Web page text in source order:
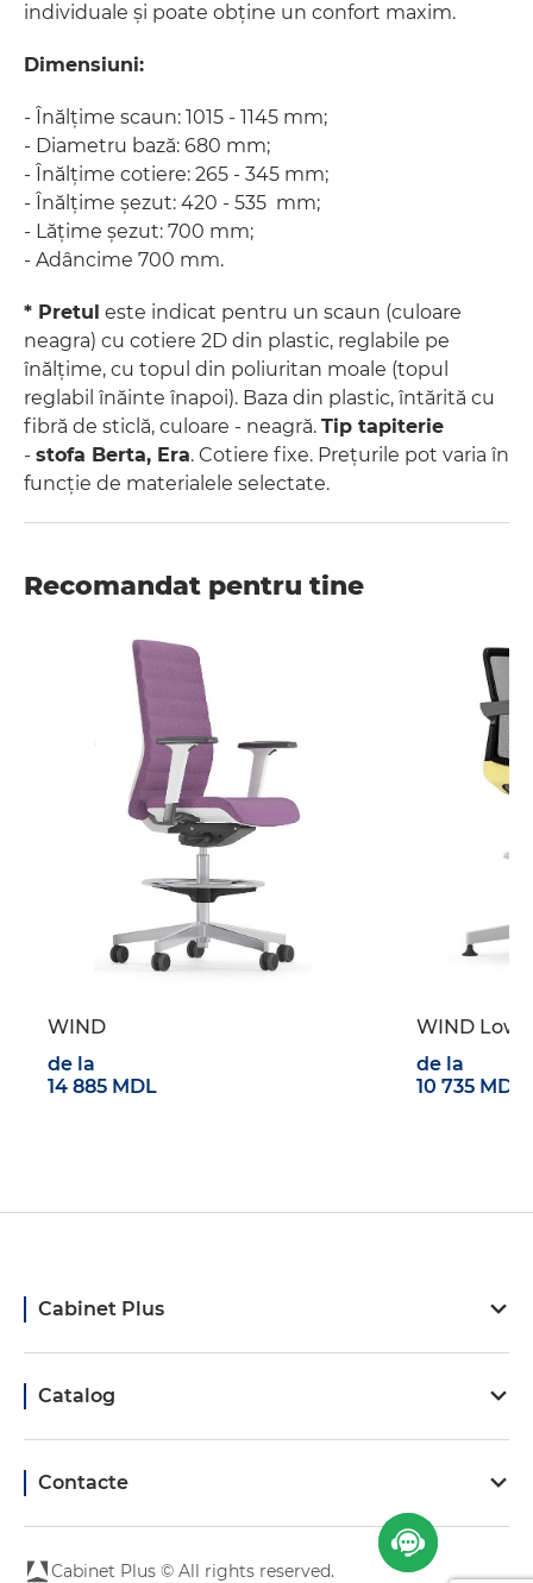
individuale și poate obține un confort maxim.
Dimensiuni:
- Înălțime scaun: 1015 - 1145 mm;
- Diametru bază: 680 mm;
- Înălțime cotiere: 265 - 345 mm;
- Înălțime șezut: 420 - 535 mm;
- Lățime șezut: 700 mm;
- Adâncime 700 mm.
* Pretul este indicat pentru un scaun (culoare
neagra) cu cotiere 2D din plastic, reglabile pe
înălțime, cu topul din poliuritan moale (topul
reglabil înăinte înapoi). Baza din plastic, întărită cu
fibră de sticlă, culoare - neagră. Tip tapiterie
- stofa Berta, Era. Cotiere fixe. Prețurile pot varia în
funcție de materialele selectate.
Recomandat pentru tine
WIND
de la
14 885 MDL
WIND Low-
de la
10 735 MDL
Cabinet Plus
Catalog
Contacte
Cabinet Plus © All rights reserved.